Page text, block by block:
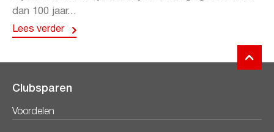
dan 100 jaar...
Lees verder
Clubsparen
Voordelen